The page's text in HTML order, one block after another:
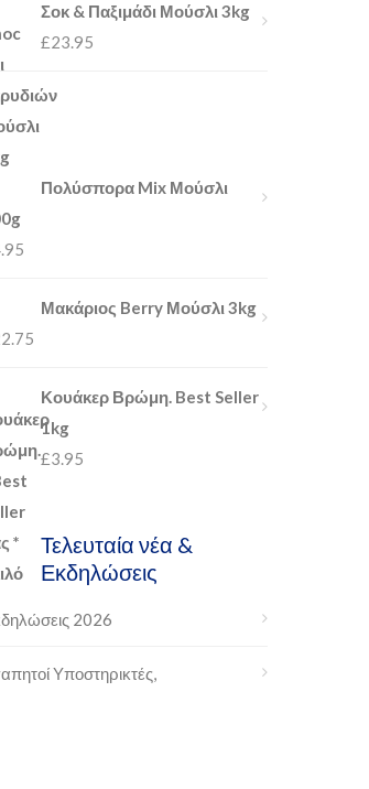
Σοκ & Παξιμάδι Μούσλι 3kg
£23.95
Πολύσπορα Mix Μούσλι
Μακάριος Berry Μούσλι 3kg
Κουάκερ Βρώμη. Best Seller
1kg
£3.95
Τελευταία νέα &
Εκδηλώσεις
2026
Υποστηρικτές,